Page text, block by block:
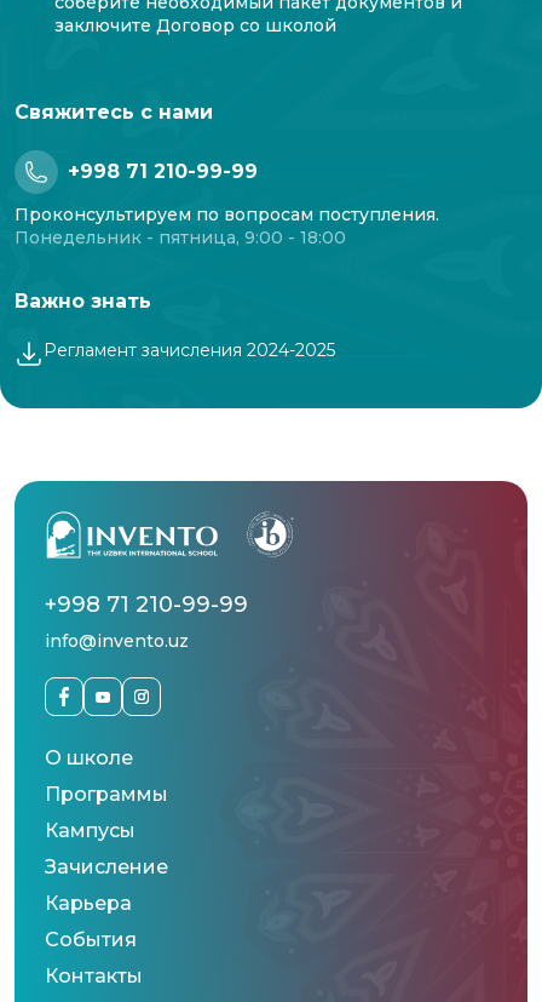
заключите Договор со школой
Свяжитесь с нами
+998 71 210-99-99
Проконсультируем по вопросам поступления.
Понедельник - пятница, 9:00 - 18:00
Важно знать
Регламент зачисления 2024-2025
+998 71 210-99-99
info@invento.uz
О школе
Программы
Кампусы
Зачисление
Карьера
События
Контакты